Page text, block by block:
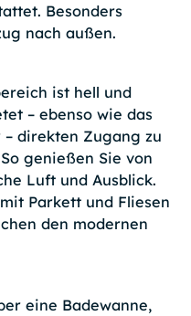
Besonders
nach außen.
ist hell und
– ebenso wie das
– direkten Zugang zu
genießen Sie von
Luft und Ausblick.
Parkett und Fliesen
den modernen
eine Badewanne,